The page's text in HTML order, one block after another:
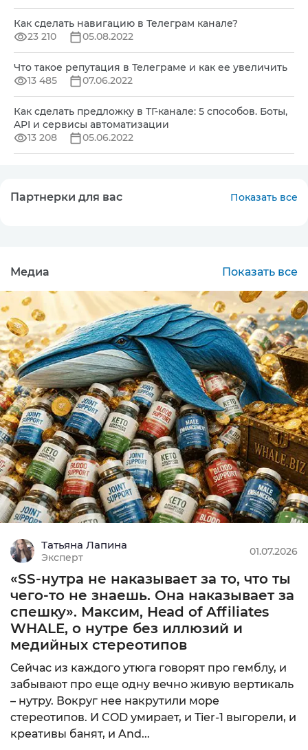
Как сделать навигацию в Телеграм канале?
23 210
05.08.2022
Что такое репутация в Телеграме и как ее увеличить
13 485
07.06.2022
Как сделать предложку в ТГ-канале: 5 способов. Боты,
API и сервисы автоматизации
13 208
05.06.2022
Партнерки для вас Показать все
CPA
MIN: $100
0
Подробнее
СPA
MIN: 5000 руб.
9.92
Подробнее
MIN: 1₽
0
Подробнее
MIN: $200
9.75
Подробнее
Медиа Показать все
Татьяна Лапина
Эксперт
01.07.2026
«SS-нутра не наказывает за то, что ты
чего-то не знаешь. Она наказывает за
спешку». Максим, Head of Affiliates
WHALE, о нутре без иллюзий и
медийных стереотипов
Сейчас из каждого утюга говорят про гемблу, и
забывают про еще одну вечно живую вертикаль
– нутру. Вокруг нее накрутили море
стереотипов. И COD умирает, и Tier-1 выгорели, и
креативы банят, и And...